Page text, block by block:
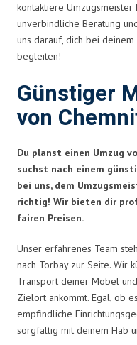
kontaktiere
unverbindliche Beratung
uns darauf, dich bei
begleiten!
Günstiger
von
Du planst einen Umzug
suchst nach einem
bei uns, dem
richtig! Wir bieten dir
fairen Preisen.
Unser erfahrenes Team
nach Torbay zur Seite. Wir
Transport deiner Möbel
Zielort ankommt. Egal, ob
empfindliche
sorgfältig mit deinem Hab